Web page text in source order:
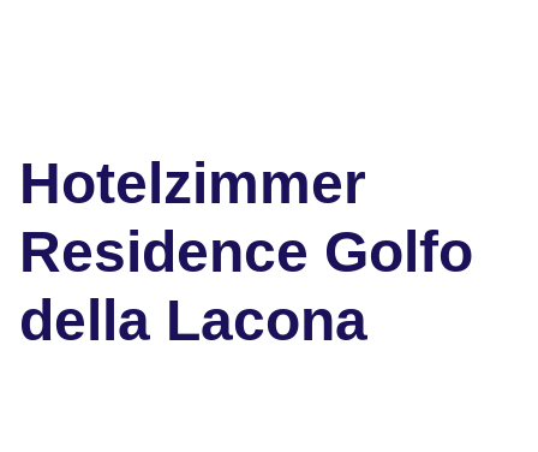
Hotelzimmer
Residence Golfo
della Lacona